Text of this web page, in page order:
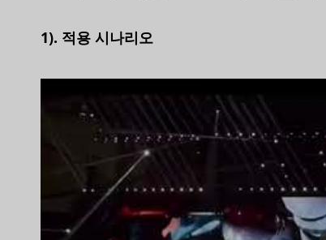
1). 적용 시나리오